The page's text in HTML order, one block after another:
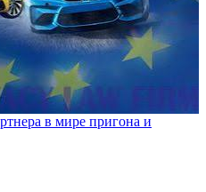
в мире пригона и